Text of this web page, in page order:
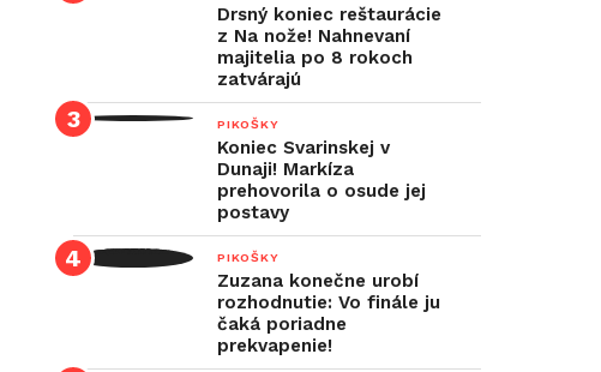
Drsný koniec reštaurácie
z Na nože! Nahnevaní
majitelia po 8 rokoch
zatvárajú
PIKOŠKY
Koniec Svarinskej v
Dunaji! Markíza
prehovorila o osude jej
postavy
PIKOŠKY
Zuzana konečne urobí
rozhodnutie: Vo finále ju
čaká poriadne
prekvapenie!